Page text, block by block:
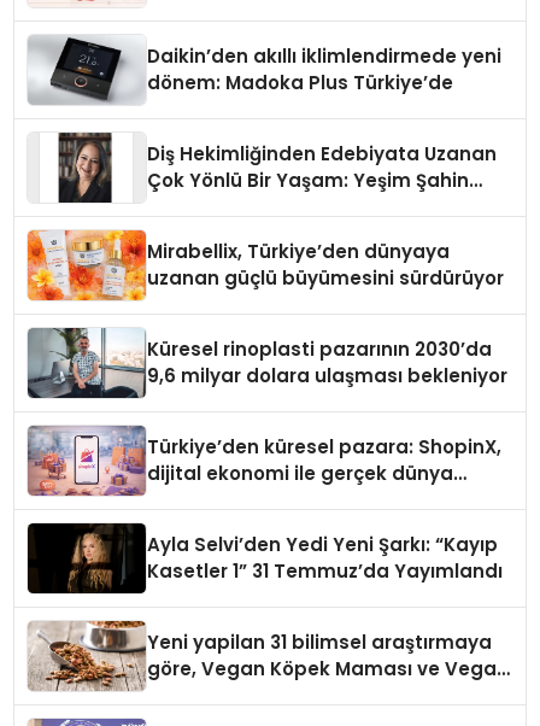
Daikin’den akıllı iklimlendirmede yeni
dönem: Madoka Plus Türkiye’de
Diş Hekimliğinden Edebiyata Uzanan
Çok Yönlü Bir Yaşam: Yeşim Şahin
Mirabellix, Türkiye’den dünyaya
uzanan güçlü büyümesini sürdürüyor
Küresel rinoplasti pazarının 2030’da
9,6 milyar dolara ulaşması bekleniyor
Türkiye’den küresel pazara: ShopinX,
dijital ekonomi ile gerçek dünya
Ayla Selvi’den Yedi Yeni Şarkı: “Kayıp
Kasetler 1” 31 Temmuz’da Yayımlandı
Yeni yapilan 31 bilimsel araştırmaya
göre, Vegan Köpek Maması ve Vegan